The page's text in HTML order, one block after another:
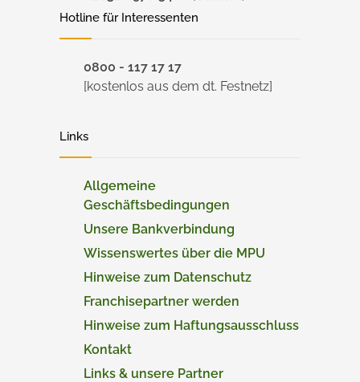
Hotline für Interessenten
0800 - 117 17 17
[kostenlos aus dem dt. Festnetz]
Links
Allgemeine
Geschäftsbedingungen
Unsere Bankverbindung
Wissenswertes über die MPU
Hinweise zum Datenschutz
Franchisepartner werden
Hinweise zum Haftungsausschluss
Kontakt
Links & unsere Partner